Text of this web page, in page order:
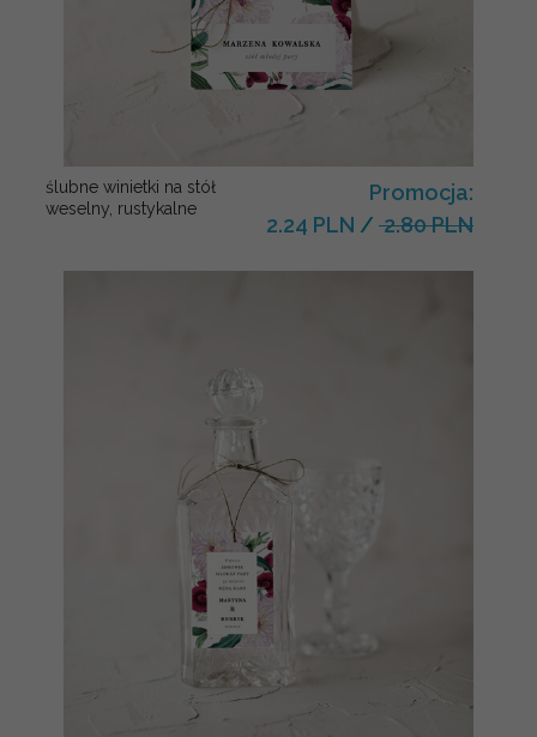
ślubne winietki na stół
weselny, rustykalne
Promocja:
2.24 PLN / 2.80 PLN